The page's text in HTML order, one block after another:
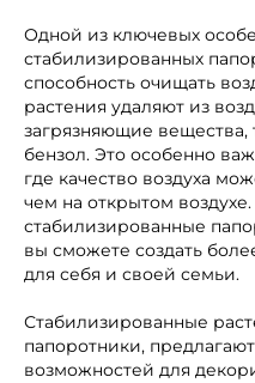
Одной из ключевых
стабилизированных
способность очищать
растения удаляют из
загрязняющие вещества,
бензол. Это особенно
где качество воздуха
чем на открытом
стабилизированные
вы сможете создать
для себя и своей семьи.
Стабилизированные
папоротники,
возможностей для